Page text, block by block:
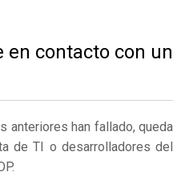
en contacto con un
anteriores han fallado, queda
de TI o desarrolladores del